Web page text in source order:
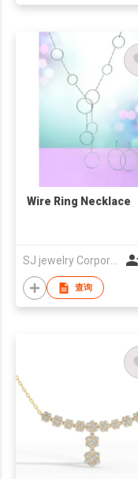
Wire Ring Necklace
SJ jewelry Corporation
查询